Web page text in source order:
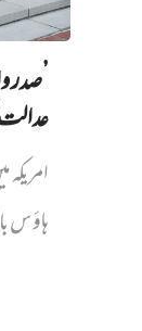
’صدر
ہاؤس بال روم کے